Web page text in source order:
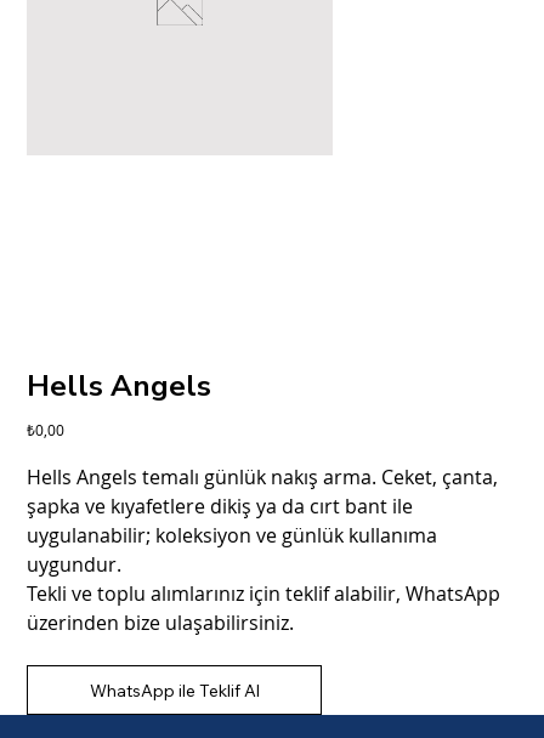
Hells Angels
Fiyat
₺0,00
Hells Angels temalı günlük nakış arma. Ceket, çanta,
şapka ve kıyafetlere dikiş ya da cırt bant ile
uygulanabilir; koleksiyon ve günlük kullanıma
uygundur.
Tekli ve toplu alımlarınız için teklif alabilir, WhatsApp
üzerinden bize ulaşabilirsiniz.
WhatsApp ile Teklif Al